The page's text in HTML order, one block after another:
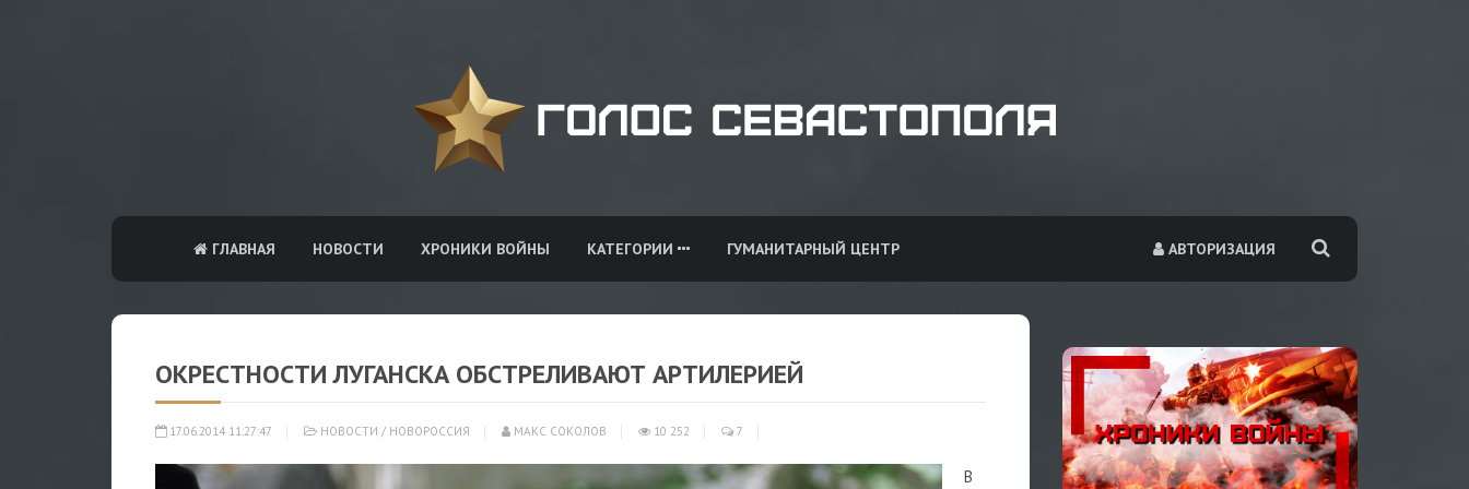
АВТОРИЗАЦИЯ
ГЛАВНАЯ НОВОСТИ ХРОНИКИ ВОЙНЫ КАТЕГОРИИ ГУМАНИТАРНЫЙ ЦЕНТР
ОКРЕСТНОСТИ ЛУГАНСКА ОБСТРЕЛИВАЮТ АРТИЛЕРИЕЙ
17.06.2014 11:27:47 НОВОСТИ / НОВОРОССИЯ МАКС СОКОЛОВ 10 252 7
В